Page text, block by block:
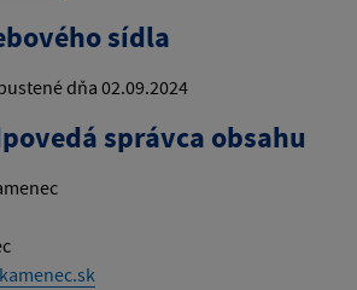
sídla
dňa 02.09.2024
správca obsahu